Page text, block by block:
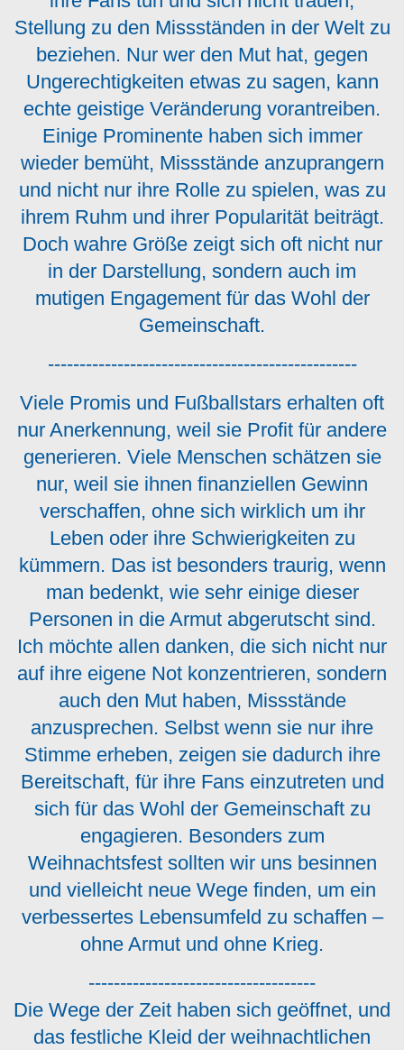
Stellung zu den Missständen in der Welt zu
beziehen. Nur wer den Mut hat, gegen
Ungerechtigkeiten etwas zu sagen, kann
echte geistige Veränderung vorantreiben.
Einige Prominente haben sich immer
wieder bemüht, Missstände anzuprangern
und nicht nur ihre Rolle zu spielen, was zu
ihrem Ruhm und ihrer Popularität beiträgt.
Doch wahre Größe zeigt sich oft nicht nur
in der Darstellung, sondern auch im
mutigen Engagement für das Wohl der
Gemeinschaft.
-------------------------------------------------
Viele Promis und Fußballstars erhalten oft
nur Anerkennung, weil sie Profit für andere
generieren. Viele Menschen schätzen sie
nur, weil sie ihnen finanziellen Gewinn
verschaffen, ohne sich wirklich um ihr
Leben oder ihre Schwierigkeiten zu
kümmern. Das ist besonders traurig, wenn
man bedenkt, wie sehr einige dieser
Personen in die Armut abgerutscht sind.
Ich möchte allen danken, die sich nicht nur
auf ihre eigene Not konzentrieren, sondern
auch den Mut haben, Missstände
anzusprechen. Selbst wenn sie nur ihre
Stimme erheben, zeigen sie dadurch ihre
Bereitschaft, für ihre Fans einzutreten und
sich für das Wohl der Gemeinschaft zu
engagieren. Besonders zum
Weihnachtsfest sollten wir uns besinnen
und vielleicht neue Wege finden, um ein
verbessertes Lebensumfeld zu schaffen –
ohne Armut und ohne Krieg.
------------------------------------
Die Wege der Zeit haben sich geöffnet, und
das festliche Kleid der weihnachtlichen